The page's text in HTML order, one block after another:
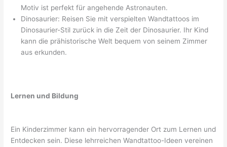
Motiv ist perfekt für angehende Astronauten.
Dinosaurier: Reisen Sie mit verspielten Wandtattoos im
Dinosaurier-Stil zurück in die Zeit der Dinosaurier. Ihr Kind
kann die prähistorische Welt bequem von seinem Zimmer
aus erkunden.
Lernen und Bildung
Ein Kinderzimmer kann ein hervorragender Ort zum Lernen und
Entdecken sein. Diese lehrreichen Wandtattoo-Ideen vereinen